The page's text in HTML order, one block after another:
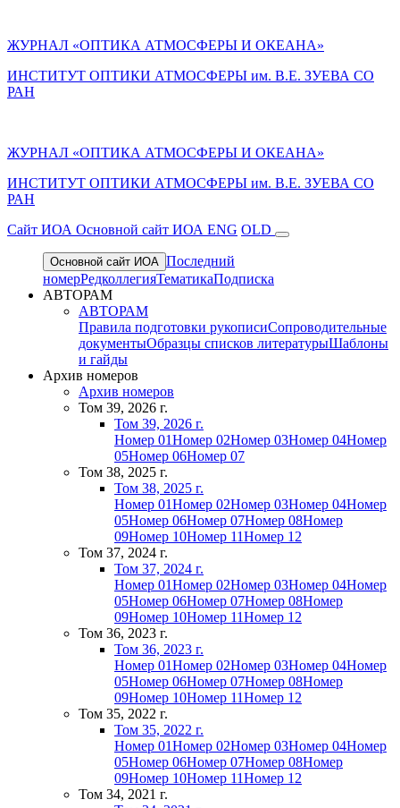
ЖУРНАЛ «ОПТИКА АТМОСФЕРЫ И ОКЕАНА»
ИНСТИТУТ ОПТИКИ АТМОСФЕРЫ им. В.Е. ЗУЕВА СО
РАН
ЖУРНАЛ «ОПТИКА АТМОСФЕРЫ И ОКЕАНА»
ИНСТИТУТ ОПТИКИ АТМОСФЕРЫ им. В.Е. ЗУЕВА СО
РАН
Cайт ИОА Основной сайт ИОА ENG OLD
Основной сайт ИОА Последний
номерРедколлегияТематикаПодписка
АВТОРАМ
АВТОРАМ
Правила подготовки рукописиСопроводительные
документыОбразцы списков литературыШаблоны
и гайды
Архив номеров
Архив номеров
Том 39, 2026 г.
Том 39, 2026 г.
Номер 01Номер 02Номер 03Номер 04Номер
05Номер 06Номер 07
Том 38, 2025 г.
Том 38, 2025 г.
Номер 01Номер 02Номер 03Номер 04Номер
05Номер 06Номер 07Номер 08Номер
09Номер 10Номер 11Номер 12
Том 37, 2024 г.
Том 37, 2024 г.
Номер 01Номер 02Номер 03Номер 04Номер
05Номер 06Номер 07Номер 08Номер
09Номер 10Номер 11Номер 12
Том 36, 2023 г.
Том 36, 2023 г.
Номер 01Номер 02Номер 03Номер 04Номер
05Номер 06Номер 07Номер 08Номер
09Номер 10Номер 11Номер 12
Том 35, 2022 г.
Том 35, 2022 г.
Номер 01Номер 02Номер 03Номер 04Номер
05Номер 06Номер 07Номер 08Номер
09Номер 10Номер 11Номер 12
Том 34, 2021 г.